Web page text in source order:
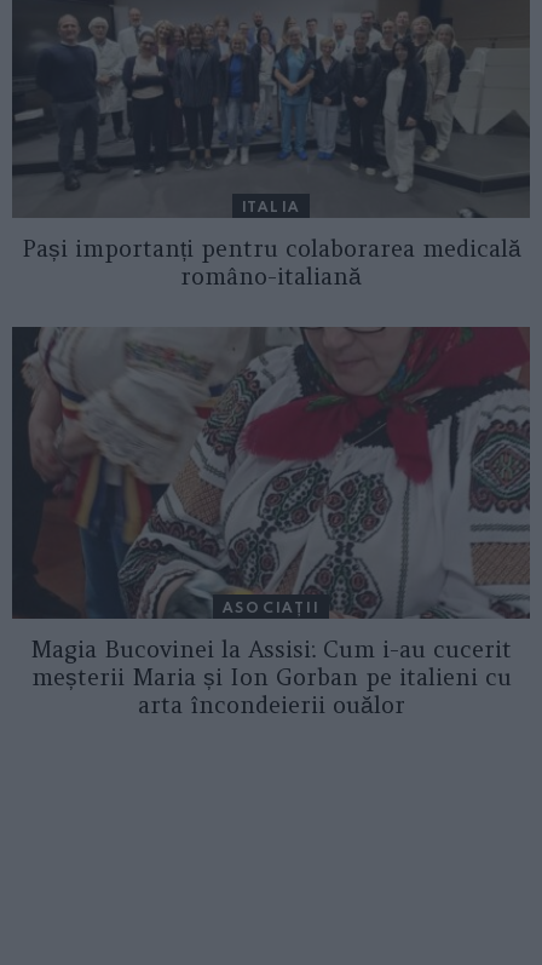
ITALIA
Pași importanți pentru colaborarea medicală
româno-italiană
ASOCIAŢII
Magia Bucovinei la Assisi: Cum i-au cucerit
meșterii Maria și Ion Gorban pe italieni cu
arta încondeierii ouălor